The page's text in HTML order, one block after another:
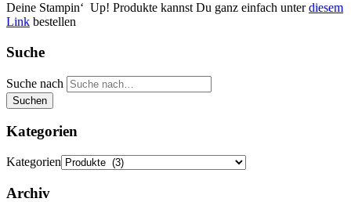
Deine Stampin‘ Up! Produkte kannst Du ganz einfach unterdiesem
Link bestellen
Suche
Suche nach
Suchen
Kategorien
Kategorien
Archiv